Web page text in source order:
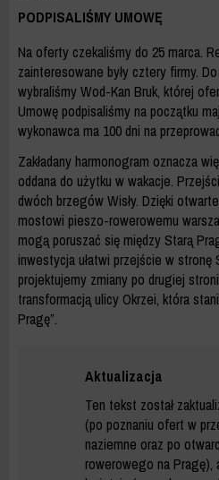
PODPISALIŚMY UMOWĘ
Na oferty czekaliśmy do 25 marca.
zainteresowane były cztery firmy.
wybraliśmy Wod-Kan Bruk, której
Umowę podpisaliśmy na początku
wykonawca ma 100 dni na
Zakładany harmonogram oznacza
oddana do użytku w wakacje.
dwóch brzegów Wisły. Dzięki
mostowi pieszo-rowerowemu
mogą poruszać się między Starą
inwestycja ułatwi przejście w
projektujemy zmiany po drugiej
transformacją ulicy Okrzei, która
Pragę”.
Aktualizacja
Ten tekst został
(po poznaniu ofert w
naziemne oraz po
rowerowego na Pragę),